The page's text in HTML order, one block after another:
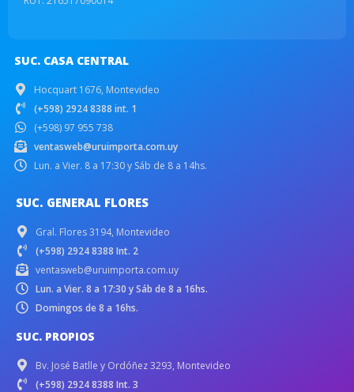
SUC. CASA CENTRAL
Hocquart 1676, Montevideo
(+598) 2924 8388 int. 1
(+598) 97 955 738
ventasweb@uruimporta.com.uy
Lun. a Vier. 8 a 17:30 y Sáb de 8 a 14hs.
SUC. GENERAL FLORES
Gral. Flores 3194, Montevideo
(+598) 2924 8388 Int. 2
ventasweb@uruimporta.com.uy
Lun. a Vier. 8 a 17:30 y Sáb de 8 a 16hs.
Domingos de 8 a 16hs.
SUC. PROPIOS
Bv. José Batlle y Ordóñez 3293, Montevideo
(+598) 2924 8388 Int. 3